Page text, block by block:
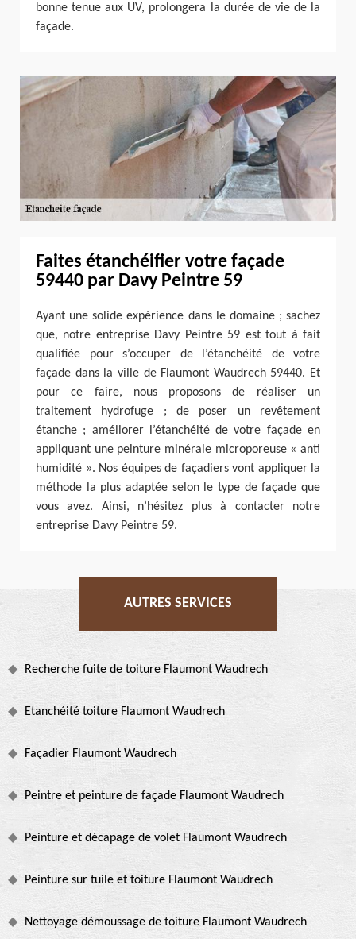
bonne tenue aux UV, prolongera la durée de vie de la
façade.
Faites étanchéifier votre façade
59440 par Davy Peintre 59
Ayant une solide expérience dans le domaine ; sachez
que, notre entreprise Davy Peintre 59 est tout à fait
qualifiée pour s’occuper de l’étanchéité de votre
façade dans la ville de Flaumont Waudrech 59440. Et
pour ce faire, nous proposons de réaliser un
traitement hydrofuge ; de poser un revêtement
étanche ; améliorer l’étanchéité de votre façade en
appliquant une peinture minérale microporeuse « anti
humidité ». Nos équipes de façadiers vont appliquer la
méthode la plus adaptée selon le type de façade que
vous avez. Ainsi, n’hésitez plus à contacter notre
entreprise Davy Peintre 59.
AUTRES SERVICES
Recherche fuite de toiture Flaumont Waudrech
Etanchéité toiture Flaumont Waudrech
Façadier Flaumont Waudrech
Peintre et peinture de façade Flaumont Waudrech
Peinture et décapage de volet Flaumont Waudrech
Peinture sur tuile et toiture Flaumont Waudrech
Nettoyage démoussage de toiture Flaumont Waudrech